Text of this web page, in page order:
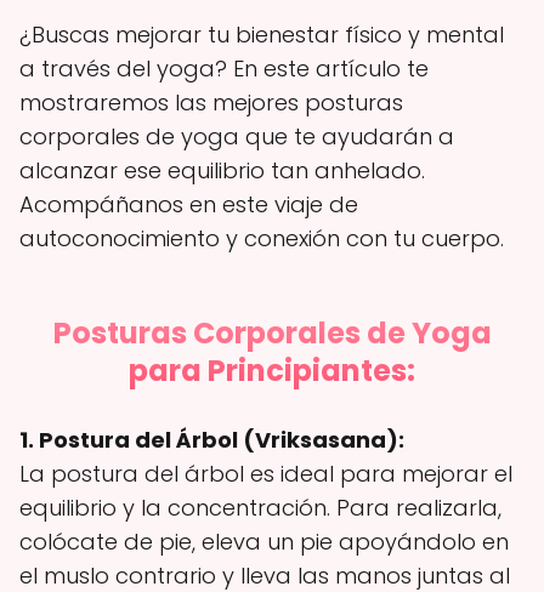
¿Buscas mejorar tu bienestar físico y mental
a través del yoga? En este artículo te
mostraremos las mejores posturas
corporales de yoga que te ayudarán a
alcanzar ese equilibrio tan anhelado.
Acompáñanos en este viaje de
autoconocimiento y conexión con tu cuerpo.
Posturas Corporales de Yoga
para Principiantes:
1. Postura del Árbol (Vriksasana):
La postura del árbol es ideal para mejorar el
equilibrio y la concentración. Para realizarla,
colócate de pie, eleva un pie apoyándolo en
el muslo contrario y lleva las manos juntas al